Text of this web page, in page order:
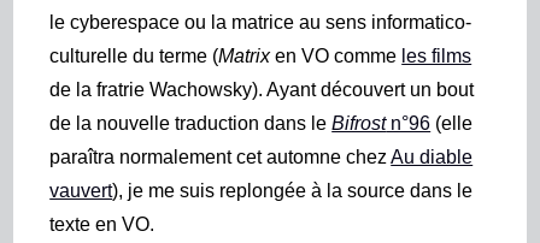
le cyberespace ou la matrice au sens informatico-
culturelle du terme (Matrixen VO comme les films
de la fratrie Wachowsky). Ayant découvert un bout
de la nouvelle traduction dans leBifrostn°96 (elle
paraîtra normalement cet automne chezAu diable
vauvert), je me suis replongée à la source dans le
texte en VO.